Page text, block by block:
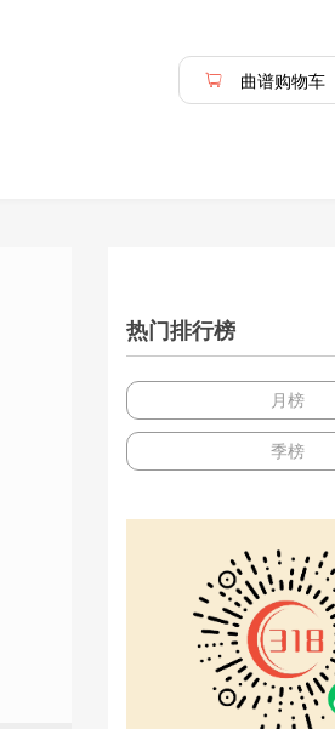
曲谱购物车
热门排行榜
月榜
季榜